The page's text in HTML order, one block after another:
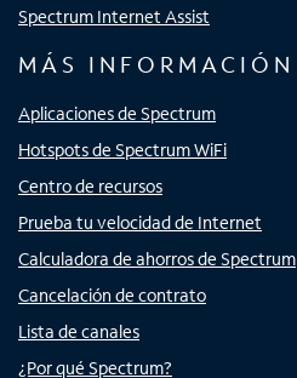
Spectrum Internet Assist
MÁS INFORMACIÓN
Aplicaciones de Spectrum
Hotspots de Spectrum WiFi
Centro de recursos
Prueba tu velocidad de Internet
Calculadora de ahorros de Spectrum
Cancelación de contrato
Lista de canales
¿Por qué Spectrum?